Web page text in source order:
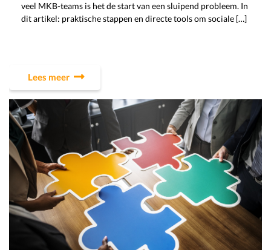
veel MKB-teams is het de start van een sluipend probleem. In
dit artikel: praktische stappen en directe tools om sociale […]
Lees meer